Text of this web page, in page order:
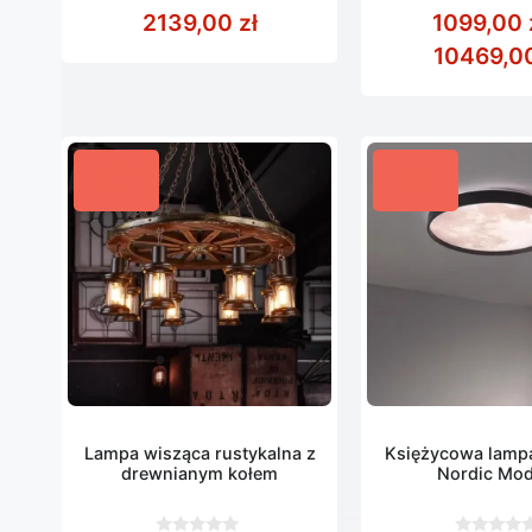
5
2139,00 zł
5
1099,00
Lampa wisząca rustykalna z
drewnianym kołem
Księżycowa
Nordic